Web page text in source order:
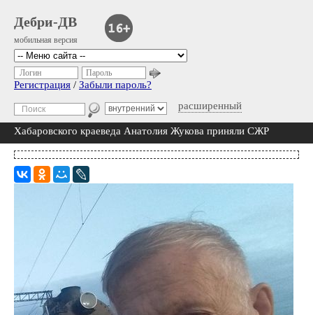
Дебри-ДВ
мобильная версия
расширенный
Логин Пароль
Регистрация / Забыли пароль?
Хабаровского краеведа Анатолия Жукова приняли СЖР